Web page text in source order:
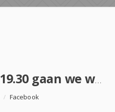
Vrijdag 26 5 om 19.30 gaan we weer maatjassen in Cafe Veldzicht Metslawier laatste keer dus wie wil …
/ Facebook